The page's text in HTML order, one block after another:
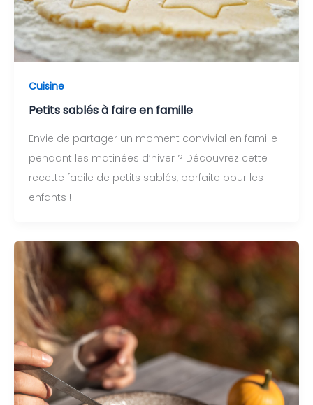
Cuisine
Petits sablés à faire en famille
Envie de partager un moment convivial en famille
pendant les matinées d’hiver ? Découvrez cette
recette facile de petits sablés, parfaite pour les
enfants !